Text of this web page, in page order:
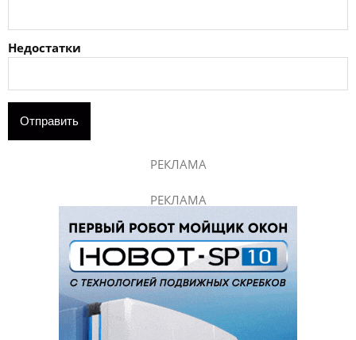
Недостатки
РЕКЛАМА
РЕКЛАМА